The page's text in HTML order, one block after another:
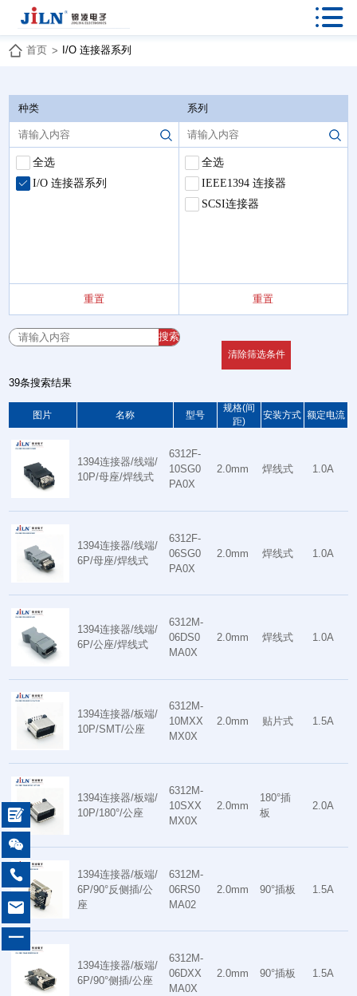

首页 > I/O 连接器系列
种类
全选
I/O 连接器系列
重置
系列
全选
IEEE1394 连接器
SCSI连接器
重置
搜索
清除筛选条件
39条搜索结果
图片 名称 型号
规格(间
距)
安装方式 额定电流
1394连接器/线端/
10P/母座/焊线式
6312F-
10SG0
PA0X
2.0mm 焊线式 1.0A
1394连接器/线端/
6P/母座/焊线式
6312F-
06SG0
PA0X
2.0mm 焊线式 1.0A
1394连接器/线端/
6P/公座/焊线式
6312M-
06DS0
MA0X
2.0mm 焊线式 1.0A
1394连接器/板端/
10P/SMT/公座
6312M-
10MXX
MX0X
2.0mm 贴片式 1.5A
1394连接器/板端/
10P/180°/公座
6312M-
10SXX
MX0X
2.0mm
180°插
板
2.0A
1394连接器/板端/
6P/90°反侧插/公
座
6312M-
06RS0
MA02
2.0mm 90°插板 1.5A
1394连接器/板端/
6P/90°侧插/公座
6312M-
06DXX
MA0X
2.0mm 90°插板 1.5A




一